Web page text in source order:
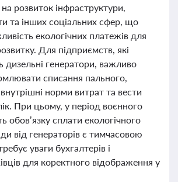
розвиток інфраструктури,
та інших соціальних сфер, що
екологічних платежів для
Для підприємств, які
дизельні генератори, важливо
списання пального,
норми витрат та вести
При цьому, у період воєнного
обов’язку сплати екологічного
від генераторів є тимчасовою
уваги бухгалтерів і
для коректного відображення у